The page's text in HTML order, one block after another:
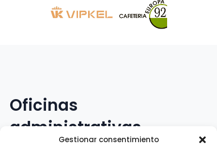
Gestionar consentimiento
Oficinas
administrativas